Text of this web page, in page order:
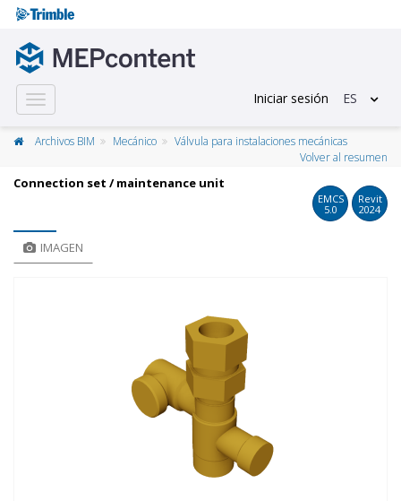
Toggle
navigation
Iniciar sesión ES
Archivos BIM Mecánico
Válvula para instalaciones mecánicas
Volver al resumen
Connection set / maintenance unit
EMCS
5.0
Revit
2024
IMAGEN